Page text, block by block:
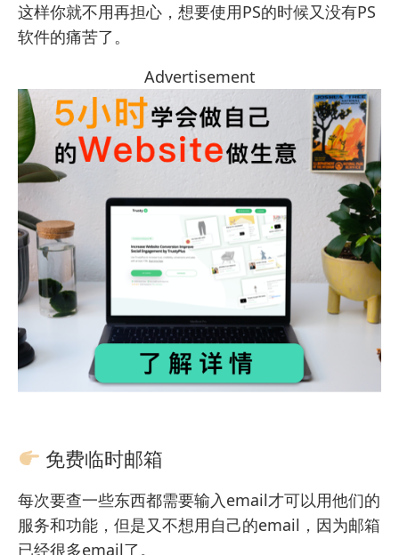
这样你就不用再担心，想要使用PS的时候又没有PS
软件的痛苦了。
Advertisement
免费临时邮箱
每次要查一些东西都需要输入email才可以用他们的
服务和功能，但是又不想用自己的email，因为邮箱
已经很多email了。